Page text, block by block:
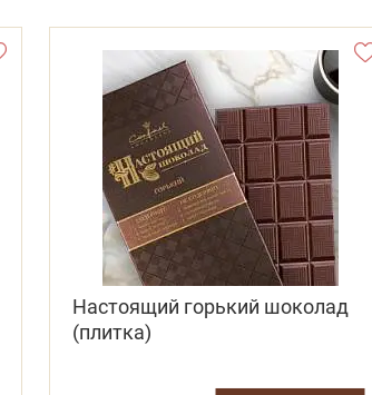
Настоящий горький шоколад
(плитка)